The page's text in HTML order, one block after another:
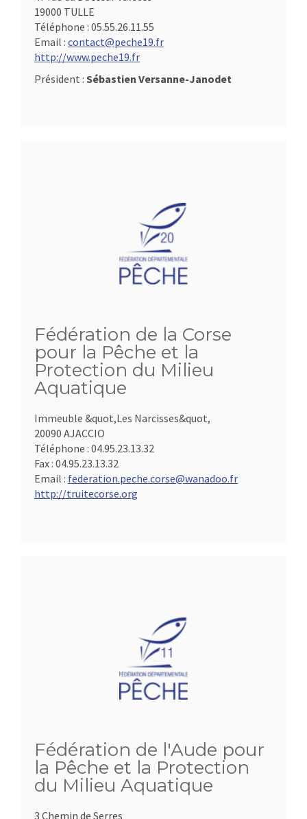
19000 TULLE
Téléphone : 05.55.26.11.55
Email : contact@peche19.fr
http://www.peche19.fr
Président : Sébastien Versanne-Janodet
Fédération de la Corse
pour la Pêche et la
Protection du Milieu
Aquatique
Immeuble &quot,Les Narcisses&quot,
20090 AJACCIO
Téléphone : 04.95.23.13.32
Fax : 04.95.23.13.32
Email : federation.peche.corse@wanadoo.fr
http://truitecorse.org
Fédération de l'Aude pour
la Pêche et la Protection
du Milieu Aquatique
3 Chemin de Serres